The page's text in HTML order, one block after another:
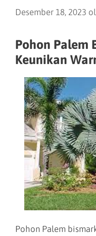
Desember 18, 2023
Pohon Palem
Keunikan
Pohon Palem